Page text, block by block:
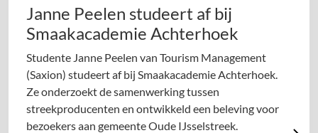
Janne Peelen studeert af bij
Smaakacademie Achterhoek
Studente Janne Peelen van Tourism Management
(Saxion) studeert af bij Smaakacademie Achterhoek.
Ze onderzoekt de samenwerking tussen
streekproducenten en ontwikkeld een beleving voor
bezoekers aan gemeente Oude IJsselstreek.